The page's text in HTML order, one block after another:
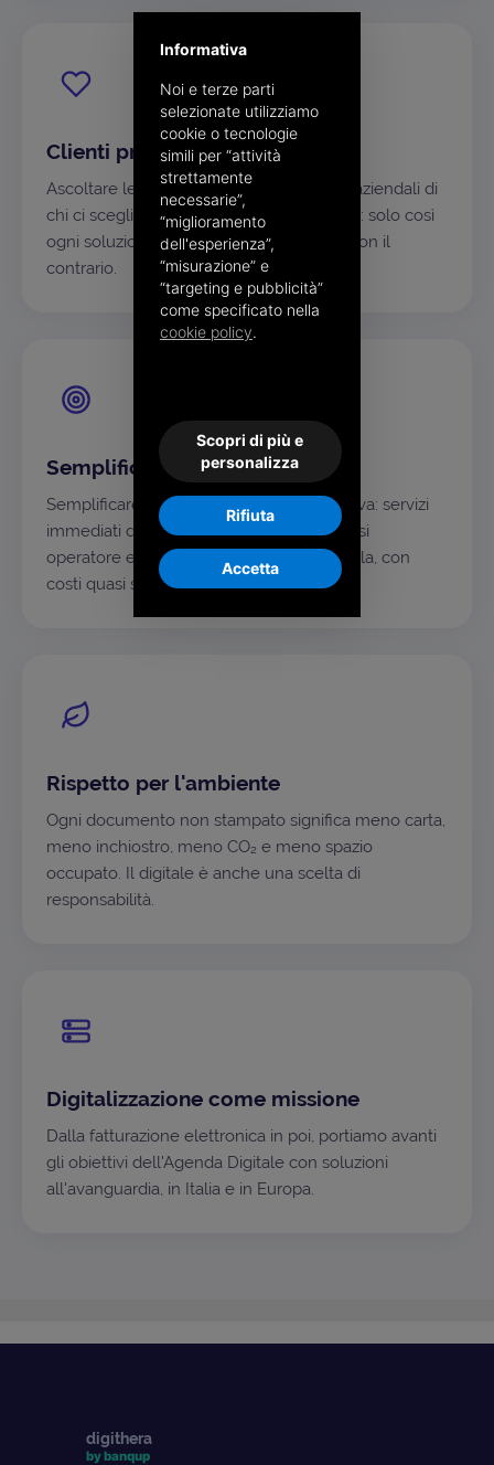
Clienti prima di tutto
Ascoltare le esigenze e capire i processi aziendali di
chi ci sceglie è il nostro punto di partenza: solo così
ogni soluzione si adatta al singolo caso, non il
contrario.
Semplificare, sempre
Semplificare è la nostra ossessione positiva: servizi
immediati da usare, alla portata di qualsiasi
operatore e sostenibili anche su larga scala, con
costi quasi solo variabili.
Rispetto per l'ambiente
Ogni documento non stampato significa meno carta,
meno inchiostro, meno CO₂ e meno spazio
occupato. Il digitale è anche una scelta di
responsabilità.
Digitalizzazione come missione
Dalla fatturazione elettronica in poi, portiamo avanti
gli obiettivi dell'Agenda Digitale con soluzioni
all'avanguardia, in Italia e in Europa.
digithera
by banqup
Informativa
Noi e terze parti
selezionate utilizziamo
cookie o tecnologie
simili per “attività
strettamente
necessarie”,
“miglioramento
dell'esperienza”,
“misurazione” e
“targeting e pubblicità”
come specificato nella
cookie policy.
Scopri di più e
personalizza
Rifiuta
Accetta